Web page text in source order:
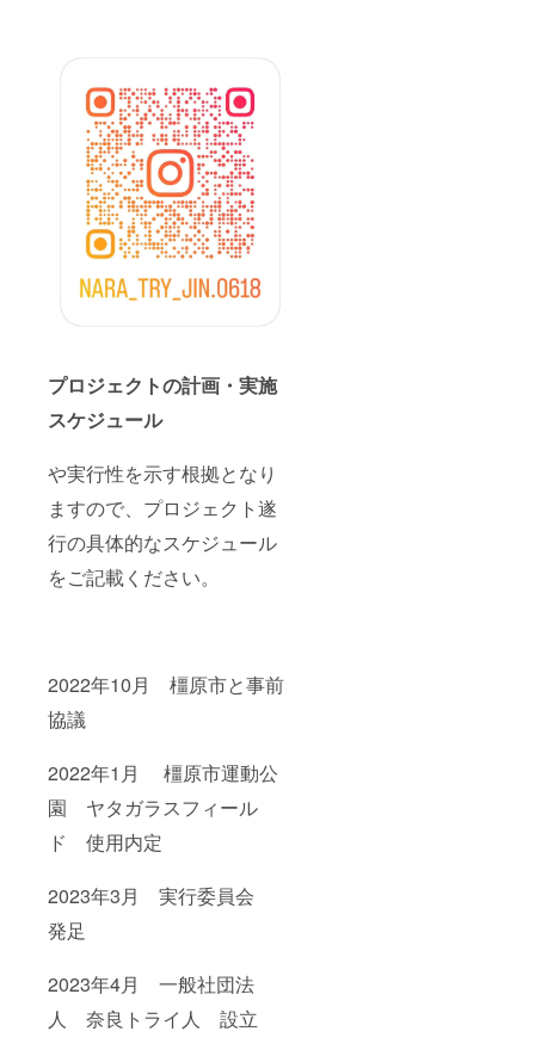
プロジェクトの計画・実施
スケジュール
や実行性を示す根拠となり
ますので、プロジェクト遂
行の具体的なスケジュール
をご記載ください。
2022年10月 橿原市と事前
協議
2022年1月 橿原市運動公
園 ヤタガラスフィール
ド 使用内定
2023年3月 実行委員会
発足
2023年4月 一般社団法
人 奈良トライ人 設立